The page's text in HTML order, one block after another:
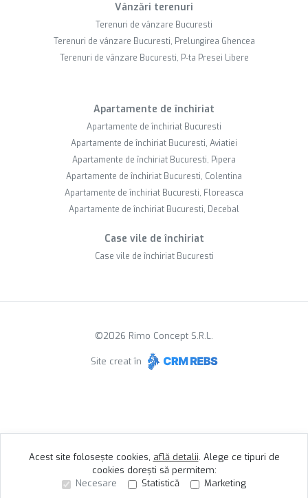
Vânzări terenuri
Terenuri de vânzare Bucuresti
Terenuri de vânzare Bucuresti, Prelungirea Ghencea
Terenuri de vânzare Bucuresti, P-ta Presei Libere
Apartamente de închiriat
Apartamente de închiriat Bucuresti
Apartamente de închiriat Bucuresti, Aviatiei
Apartamente de închiriat Bucuresti, Pipera
Apartamente de închiriat Bucuresti, Colentina
Apartamente de închiriat Bucuresti, Floreasca
Apartamente de închiriat Bucuresti, Decebal
Case vile de închiriat
Case vile de închiriat Bucuresti
©2026 Rimo Concept S.R.L.
Site creat în
Acest site folosește cookies, află detalii. Alege ce tipuri de
cookies dorești să permitem:
Necesare
Statistică Marketing